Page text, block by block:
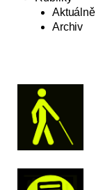
Aktuálně
Archiv